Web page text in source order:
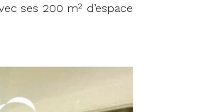
ses 200 m² d’espace